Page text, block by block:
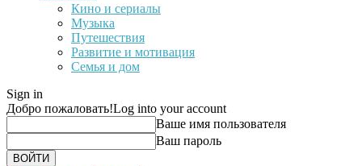
Кино и сериалы
Музыка
Путешествия
Развитие и мотивация
Семья и дом
Sign in
Добро пожаловать!Log into your account
Ваше имя пользователя
Ваш пароль